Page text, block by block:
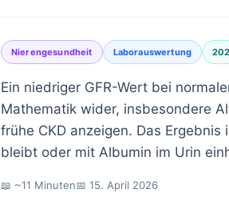
Nierengesundheit Laborauswertung
Ein niedriger GFR-Wert bei
Mathematik wider, insbesondere
frühe CKD anzeigen. Das
bleibt oder mit Albumin im Urin
📖 ~11 Minuten📅 15. April 2026